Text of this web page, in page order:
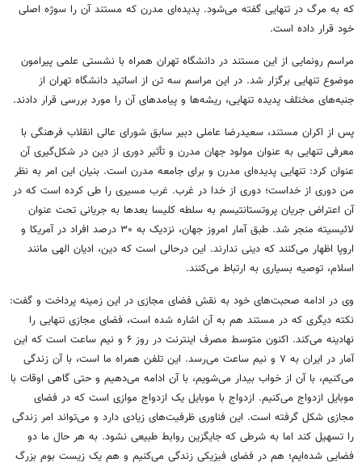
که به مرگ در تنهایی گفته می‌شود. پدیده‌ای مدرن که مستند آن را سوژه‌ اصلی
خود قرار داده است.
مراسم رونمایی از این مستند در دانشگاه تهران همراه با نشستی علمی پیرامون
موضوع تنهایی برگزار شد. در این مراسم سه تن از اساتید دانشگاه تهران از
جنبه‌های مختلف پدیده‌ تنهایی، ریشه‌ها و پیامدهای آن را مورد بررسی قرار دادند.
پس از اکران مستند، سعیدرضا عاملی دبیر سابق شورای عالی انقلاب فرهنگی با
معرفی تنهایی به عنوان مولود جهان مدرن و تأثیر دوری از دین در شکل‌گیری آن
عنوان کرد: تنهایی پدیده‌ای مدرن و برای جامعه‌ مدرن است. بنیان این امر به نظر
من دوری از خداست؛ دوری از خدا در غرب. غرب مسیری را طی کرده است که در
آن اعتراض جریان پروتستانتیسم به سلطه‌ کلیسا بعدها به جریانی تحت عنوان
لائیسیته منجر شد. طبق آمار امروز جهان، نزدیک به ۳۰ درصد افراد در آمریکا و
اروپا اظهار می‌کنند که دینی ندارند. این درحالی است که دین، ادیان الهی مانند
اسلام، توصیه‌ بسیاری به ارتباط می‌کنند.
وی در ادامه‌ صحبت‌های خود به نقش فضای مجازی در این زمینه پرداخت و گفت:
نکته‌ دیگری که در مستند هم به آن اشاره شده است، فضای مجازی تنهایی را
نهادینه می‌کند. اکنون متوسط مصرف اینترنت در روز ۶ و نیم ساعت است که این
آمار در ایران به ۷ و نیم ساعت می‌رسد. این تلفن همراه ما است، با آن زندگی
می‌کنیم، با آن از خواب بیدار می‌شویم، با آن ادامه می‌دهیم و حتی گاهی اوقات با
موبایل ازدواج می‌کنیم. ازدواج با موبایل یک ازدواج موازی است که در فضای
مجازی شکل گرفته است. این فناوری ظرفیت‌های زیادی دارد و می‌تواند امر زندگی
را تسهیل کند اما به شرطی که جایگزین روابط طبیعی نشود. به هر حال ما دو
فضایی شده‌ایم؛ هم در فضای فیزیکی زندگی می‌کنیم و هم یک زیست بوم بزرگ